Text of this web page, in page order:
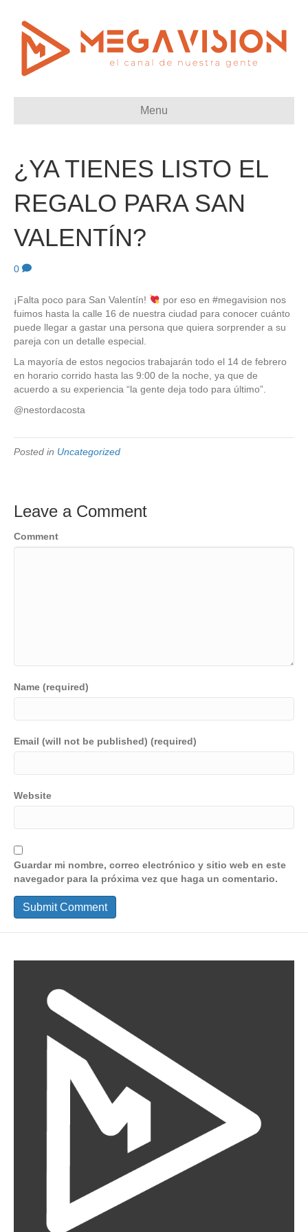
Menu
¿YA TIENES LISTO EL
REGALO PARA SAN
VALENTÍN?
0
¡Falta poco para San Valentín!
por eso en #megavision nos
fuimos hasta la calle 16 de nuestra ciudad para conocer cuánto
puede llegar a gastar una persona que quiera sorprender a su
pareja con un detalle especial.
La mayoría de estos negocios trabajarán todo el 14 de febrero
en horario corrido hasta las 9:00 de la noche, ya que de
acuerdo a su experiencia “la gente deja todo para último”.
@nestordacosta
Posted in Uncategorized
Leave a Comment
Comment
Name (required)
Email (will not be published) (required)
Website
Guardar mi nombre, correo electrónico y sitio web en este
navegador para la próxima vez que haga un comentario.